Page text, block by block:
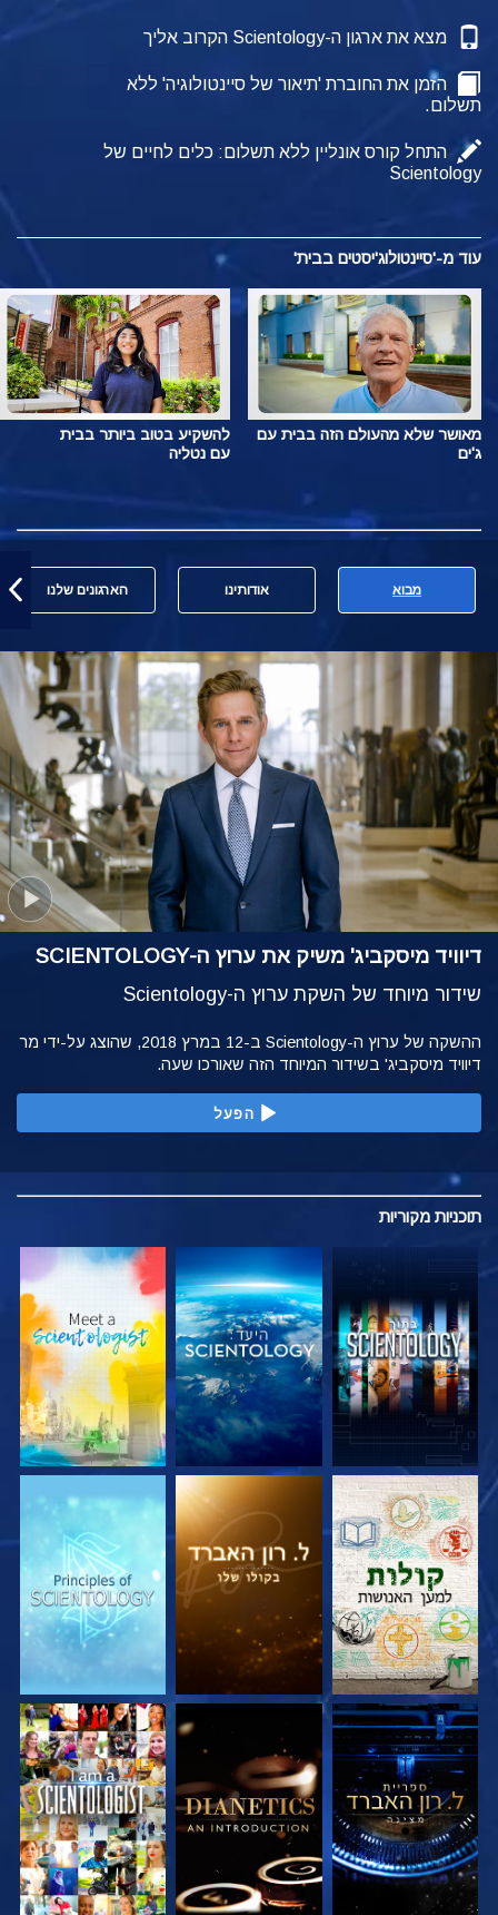
מצא את ארגון ה-Scientology הקרוב אליך
הזמן את החוברת 'תיאור של סיינטולוגיה' ללא
תשלום.
התחל קורס אונליין ללא תשלום: כלים לחיים של
Scientology
עוד מ-'סיינטולוג'יסטים בבית'
מאושר שלא מהעולם הזה בבית עם
ג'ים
להשקיע בטוב ביותר בבית
עם נטליה
מבוא אודותינו הארגונים שלנו
דיוויד מיסקביג' משיק את ערוץ ה-SCIENTOLOGY
שידור מיוחד של השקת ערוץ ה-Scientology
ההשקה של ערוץ ה-Scientology ב-12 במרץ 2018, שהוצג על-ידי מר
דיוויד מיסקביג' בשידור המיוחד הזה שאורכו שעה.
הפעל
תוכניות מקוריות
בדוק את הסדרה בדוק את הסדרה בדוק את הסדרה
בדוק את הסדרה בדוק את הסדרה צפה